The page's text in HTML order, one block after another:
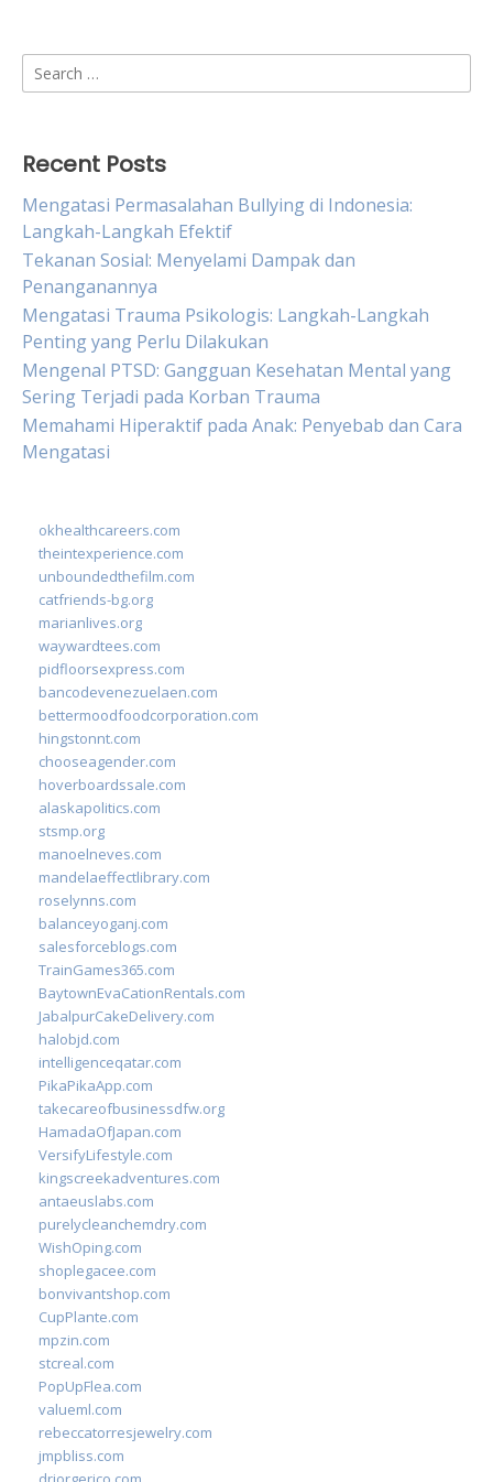
Search
for:
Recent Posts
Mengatasi Permasalahan Bullying di Indonesia:
Langkah-Langkah Efektif
Tekanan Sosial: Menyelami Dampak dan
Penanganannya
Mengatasi Trauma Psikologis: Langkah-Langkah
Penting yang Perlu Dilakukan
Mengenal PTSD: Gangguan Kesehatan Mental yang
Sering Terjadi pada Korban Trauma
Memahami Hiperaktif pada Anak: Penyebab dan Cara
Mengatasi
okhealthcareers.com
theintexperience.com
unboundedthefilm.com
catfriends-bg.org
marianlives.org
waywardtees.com
pidfloorsexpress.com
bancodevenezuelaen.com
bettermoodfoodcorporation.com
hingstonnt.com
chooseagender.com
hoverboardssale.com
alaskapolitics.com
stsmp.org
manoelneves.com
mandelaeffectlibrary.com
roselynns.com
balanceyoganj.com
salesforceblogs.com
TrainGames365.com
BaytownEvaCationRentals.com
JabalpurCakeDelivery.com
halobjd.com
intelligenceqatar.com
PikaPikaApp.com
takecareofbusinessdfw.org
HamadaOfJapan.com
VersifyLifestyle.com
kingscreekadventures.com
antaeuslabs.com
purelycleanchemdry.com
WishOping.com
shoplegacee.com
bonvivantshop.com
CupPlante.com
mpzin.com
stcreal.com
PopUpFlea.com
valueml.com
rebeccatorresjewelry.com
jmpbliss.com